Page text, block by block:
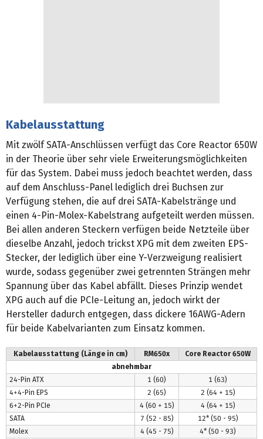
Kabelausstattung
Mit zwölf SATA-Anschlüssen verfügt das Core Reactor 650W
in der Theorie über sehr viele Erweiterungsmöglichkeiten
für das System. Dabei muss jedoch beachtet werden, dass
auf dem Anschluss-Panel lediglich drei Buchsen zur
Verfügung stehen, die auf drei SATA-Kabelstränge und
einen 4-Pin-Molex-Kabelstrang aufgeteilt werden müssen.
Bei allen anderen Steckern verfügen beide Netzteile über
dieselbe Anzahl, jedoch trickst XPG mit dem zweiten EPS-
Stecker, der lediglich über eine Y-Verzweigung realisiert
wurde, sodass gegenüber zwei getrennten Strängen mehr
Spannung über das Kabel abfällt. Dieses Prinzip wendet
XPG auch auf die PCIe-Leitung an, jedoch wirkt der
Hersteller dadurch entgegen, dass dickere 16AWG-Adern
für beide Kabelvarianten zum Einsatz kommen.
Kabelausstattung (Länge in cm) RM650x
Core Reactor 650W
abnehmbar
24-Pin ATX
1 (60)
1 (63)
4+4-Pin EPS
2 (65)
2 (64 + 15)
6+2-Pin PCIe
4 (60 + 15)
4 (64 + 15)
SATA
7 (52 ‑ 85)
12* (50 ‑ 95)
Molex
4 (45 ‑ 75)
4* (50 ‑ 93)